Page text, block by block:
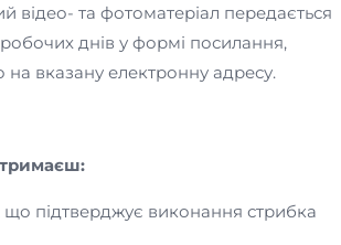
відео- та фотоматеріал передається
днів у формі посилання,
на вказану електронну адресу.
що підтверджує виконання стрибка